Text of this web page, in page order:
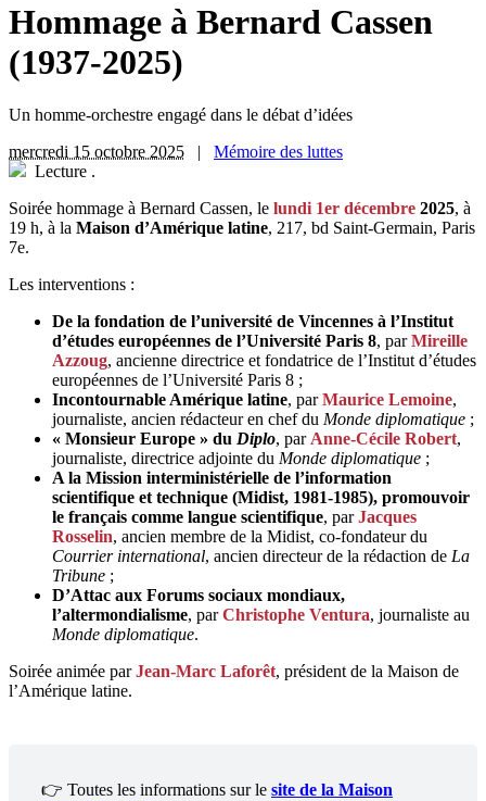
Hommage à Bernard Cassen
(1937-2025)
Un homme-orchestre engagé dans le débat d’idées
mercredi 15 octobre 2025 | Mémoire des luttes
Lecture .
Soirée hommage à Bernard Cassen, le lundi 1er décembre 2025, à
19 h, à la Maison d’Amérique latine, 217, bd Saint-Germain, Paris
7e.
Les interventions :
De la fondation de l’université de Vincennes à l’Institut
d’études européennes de l’Université Paris 8, parMireille
Azzoug, ancienne directrice et fondatrice de l’Institut d’études
européennes de l’Université Paris 8 ;
Incontournable Amérique latine, parMaurice Lemoine,
journaliste, ancien rédacteur en chef du Monde diplomatique ;
« Monsieur Europe » du Diplo, par Anne-Cécile Robert,
journaliste, directrice adjointe du Monde diplomatique ;
A la Mission interministérielle de l’information
scientifique et technique (Midist, 1981-1985), promouvoir
le français comme langue scientifique, parJacques
Rosselin, ancien membre de la Midist, co-fondateur du
Courrier international, ancien directeur de la rédaction de La
Tribune ;
D’Attac aux Forums sociaux mondiaux,
l’altermondialisme, parChristophe Ventura, journaliste au
Monde diplomatique.
Soirée animée parJean-Marc Laforêt, président de la Maison de
l’Amérique latine.
👉 Toutes les informations sur le site de la Maison